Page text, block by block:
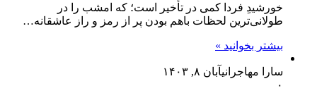
خورشیدِ فردا کمی در تأخیر است؛ که امشب را در
طولانی‌ترین لحظات باهم بودن پر از رمز و راز عاشقانه…
بیشتر بخوانید »
سارا مهاجرانیآبان ۸, ۱۴۰۳
۰